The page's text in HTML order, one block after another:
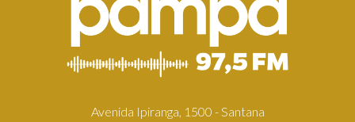
Avenida Ipiranga, 1500 - Santana